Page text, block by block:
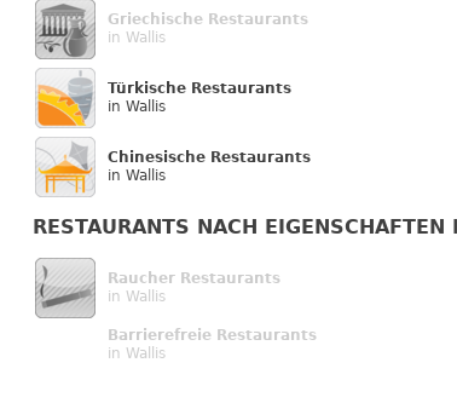
Griechische Restaurants
in Wallis
Türkische Restaurants
in Wallis
Chinesische Restaurants
in Wallis
RESTAURANTS NACH EIGENSCHAFTEN
Raucher Restaurants
in Wallis
Barrierefreie Restaurants
in Wallis